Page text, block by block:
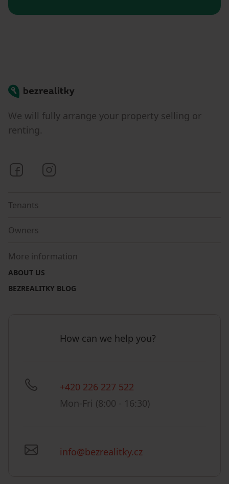
Bezrealitky
We will fully arrange your property selling or
renting.
Bezrealitky on Facebook
Tenants
Owners
More information
ABOUT US
BEZREALITKY BLOG
How can we help you?
+420 226 227 522
Mon-Fri (8:00 - 16:30)
info@bezrealitky.cz